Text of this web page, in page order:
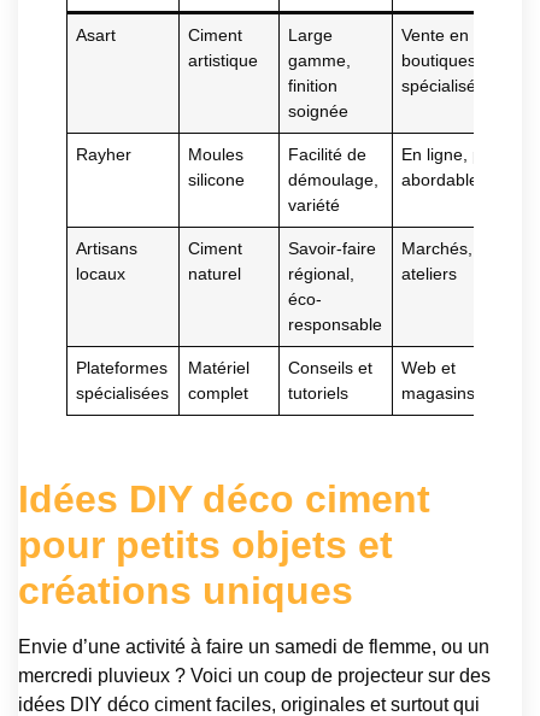
Asart
Ciment
artistique
Large
gamme,
finition
soignée
Vente en
boutiques
spécialisées
Rayher
Moules
silicone
Facilité de
démoulage,
variété
En ligne, prix
abordables
Artisans
locaux
Ciment
naturel
Savoir-faire
régional,
éco-
responsable
Marchés,
ateliers
Plateformes
spécialisées
Matériel
complet
Conseils et
tutoriels
Web et
magasins
Idées DIY déco ciment
pour petits objets et
créations uniques
Envie d’une activité à faire un samedi de flemme, ou un
mercredi pluvieux ? Voici un coup de projecteur sur des
idées DIY déco ciment faciles, originales et surtout qui